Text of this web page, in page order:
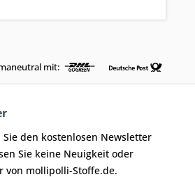
mit:
den kostenlosen Newsletter
Sie keine Neuigkeit oder
von mollipolli-Stoffe.de.